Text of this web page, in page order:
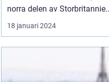
norra delen av
18 januari 2024